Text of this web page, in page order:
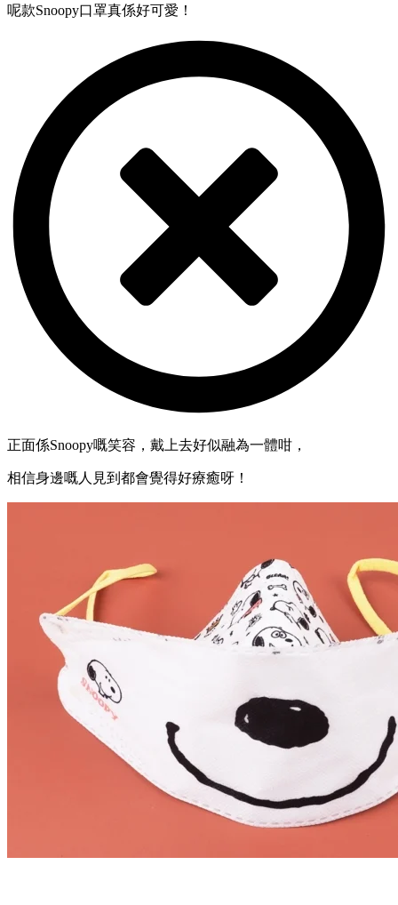
呢款Snoopy口罩真係好可愛！
正面係Snoopy嘅笑容，戴上去好似融為一體咁，
相信身邊嘅人見到都會覺得好療癒呀！